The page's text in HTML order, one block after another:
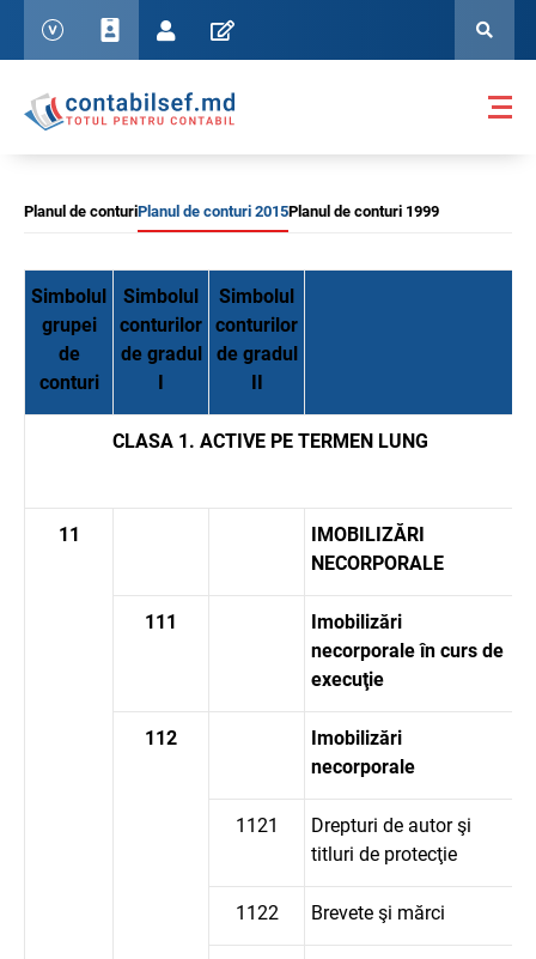
Planul de conturiPlanul de conturi 2015Planul de conturi 1999
Simbolul
grupei
de
conturi
Simbolul
conturilor
de gradul
I
Simbolul
conturilor
de gradul
II
CLASA 1. ACTIVE PE TERMEN LUNG
11
IMOBILIZĂRI
NECORPORALE
111
Imobilizări
necorporale în curs de
execuţie
112
Imobilizări
necorporale
1121
Drepturi de autor şi
titluri de protecţie
1122 Brevete şi mărci